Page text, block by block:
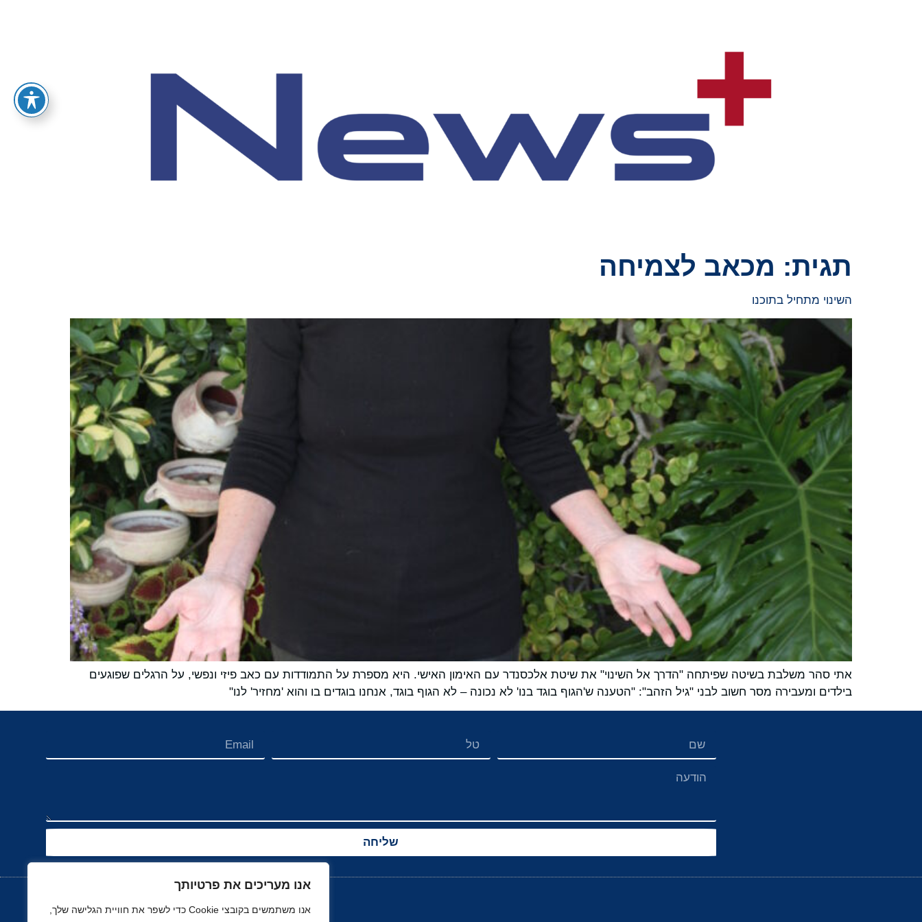
אנו מעריכים את פרטיותך
אנו משתמשים בקובצי Cookie כדי לשפר את חוויית הגלישה שלך,
תגית: מכאב לצמיחה
השינוי מתחיל בתוכנו
אתי סהר משלבת בשיטה שפיתחה "הדרך אל השינוי" את שיטת אלכסנדר עם האימון האישי. היא מספרת על התמודדות עם כאב פיזי ונפשי, על הרגלים שפוגעים
בילדים ומעבירה מסר חשוב לבני "גיל הזהב": "הטענה ש'הגוף בוגד בנו' לא נכונה – לא הגוף בוגד, אנחנו בוגדים בו והוא 'מחזיר' לנו"
שליחה